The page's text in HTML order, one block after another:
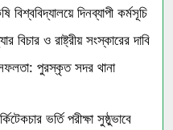
দিনব্যাপী কর্মসূচি
ও রাষ্ট্রীয় সংস্কারের দাবি
পুরস্কৃত সদর থানা
ভর্তি পরীক্ষা সুষ্ঠুভাবে